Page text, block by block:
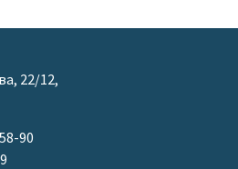
22/12,
90